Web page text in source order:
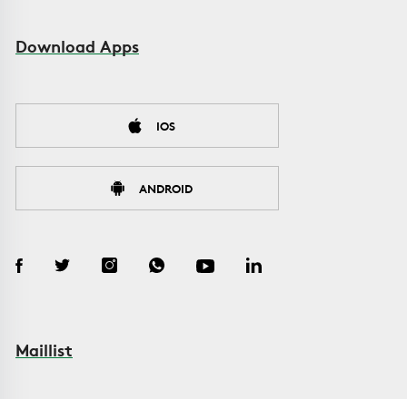
Download Apps
IOS
ANDROID
Maillist